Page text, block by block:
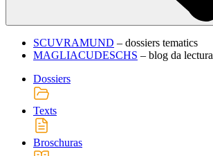
SCUVRAMUND – dossiers tematics
MAGLIACUDESCHS – blog da lectura
Dossiers
Texts
Broschuras